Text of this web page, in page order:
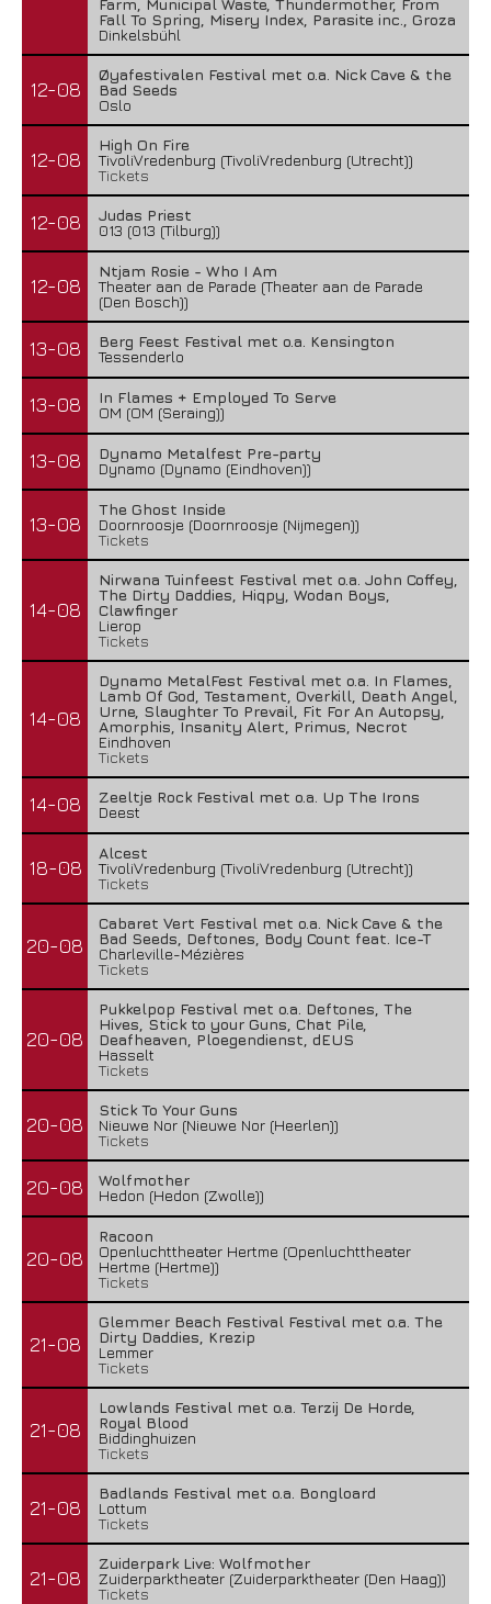
Farm, Municipal Waste, Thundermother, From
Fall To Spring, Misery Index, Parasite inc., Groza
Dinkelsbühl
12-08
Øyafestivalen Festival met o.a. Nick Cave & the
Bad Seeds
Oslo
12-08
High On Fire
TivoliVredenburg (TivoliVredenburg (Utrecht))
Tickets
12-08
Judas Priest
013 (013 (Tilburg))
12-08
Ntjam Rosie - Who I Am
Theater aan de Parade (Theater aan de Parade
(Den Bosch))
13-08
Berg Feest Festival met o.a. Kensington
Tessenderlo
13-08
In Flames + Employed To Serve
OM (OM (Seraing))
13-08
Dynamo Metalfest Pre-party
Dynamo (Dynamo (Eindhoven))
13-08
The Ghost Inside
Doornroosje (Doornroosje (Nijmegen))
Tickets
14-08
Nirwana Tuinfeest Festival met o.a. John Coffey,
The Dirty Daddies, Hiqpy, Wodan Boys,
Clawfinger
Lierop
Tickets
14-08
Dynamo MetalFest Festival met o.a. In Flames,
Lamb Of God, Testament, Overkill, Death Angel,
Urne, Slaughter To Prevail, Fit For An Autopsy,
Amorphis, Insanity Alert, Primus, Necrot
Eindhoven
Tickets
14-08
Zeeltje Rock Festival met o.a. Up The Irons
Deest
18-08
Alcest
TivoliVredenburg (TivoliVredenburg (Utrecht))
Tickets
20-08
Cabaret Vert Festival met o.a. Nick Cave & the
Bad Seeds, Deftones, Body Count feat. Ice-T
Charleville-Mézières
Tickets
20-08
Pukkelpop Festival met o.a. Deftones, The
Hives, Stick to your Guns, Chat Pile,
Deafheaven, Ploegendienst, dEUS
Hasselt
Tickets
20-08
Stick To Your Guns
Nieuwe Nor (Nieuwe Nor (Heerlen))
Tickets
20-08
Wolfmother
Hedon (Hedon (Zwolle))
20-08
Racoon
Openluchttheater Hertme (Openluchttheater
Hertme (Hertme))
Tickets
21-08
Glemmer Beach Festival Festival met o.a. The
Dirty Daddies, Krezip
Lemmer
Tickets
21-08
Lowlands Festival met o.a. Terzij De Horde,
Royal Blood
Biddinghuizen
Tickets
21-08
Badlands Festival met o.a. Bongloard
Lottum
Tickets
21-08
Zuiderpark Live: Wolfmother
Zuiderparktheater (Zuiderparktheater (Den Haag))
Tickets